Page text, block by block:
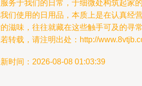
务于我们的日常，于细微处构筑起家
们使用的日用品，本质上是在认真经
滋味，往往就藏在这些触手可及的寻常
转载，请注明出处：http://
时间：2026-08-08 01:03:39